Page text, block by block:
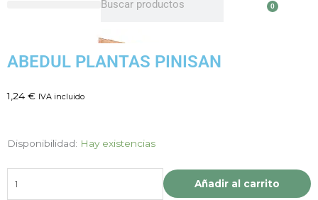
0
ABEDUL PLANTAS PINISAN
1,24 € IVA incluido
Disponibilidad: Hay existencias
ABEDUL
cantidad
Añadir al carrito